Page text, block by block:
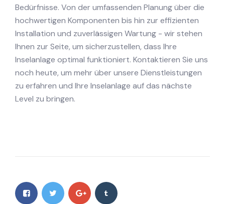
Bedürfnisse. Von der umfassenden Planung über die
hochwertigen Komponenten bis hin zur effizienten
Installation und zuverlässigen Wartung - wir stehen
Ihnen zur Seite, um sicherzustellen, dass Ihre
Inselanlage optimal funktioniert. Kontaktieren Sie uns
noch heute, um mehr über unsere Dienstleistungen
zu erfahren und Ihre Inselanlage auf das nächste
Level zu bringen.